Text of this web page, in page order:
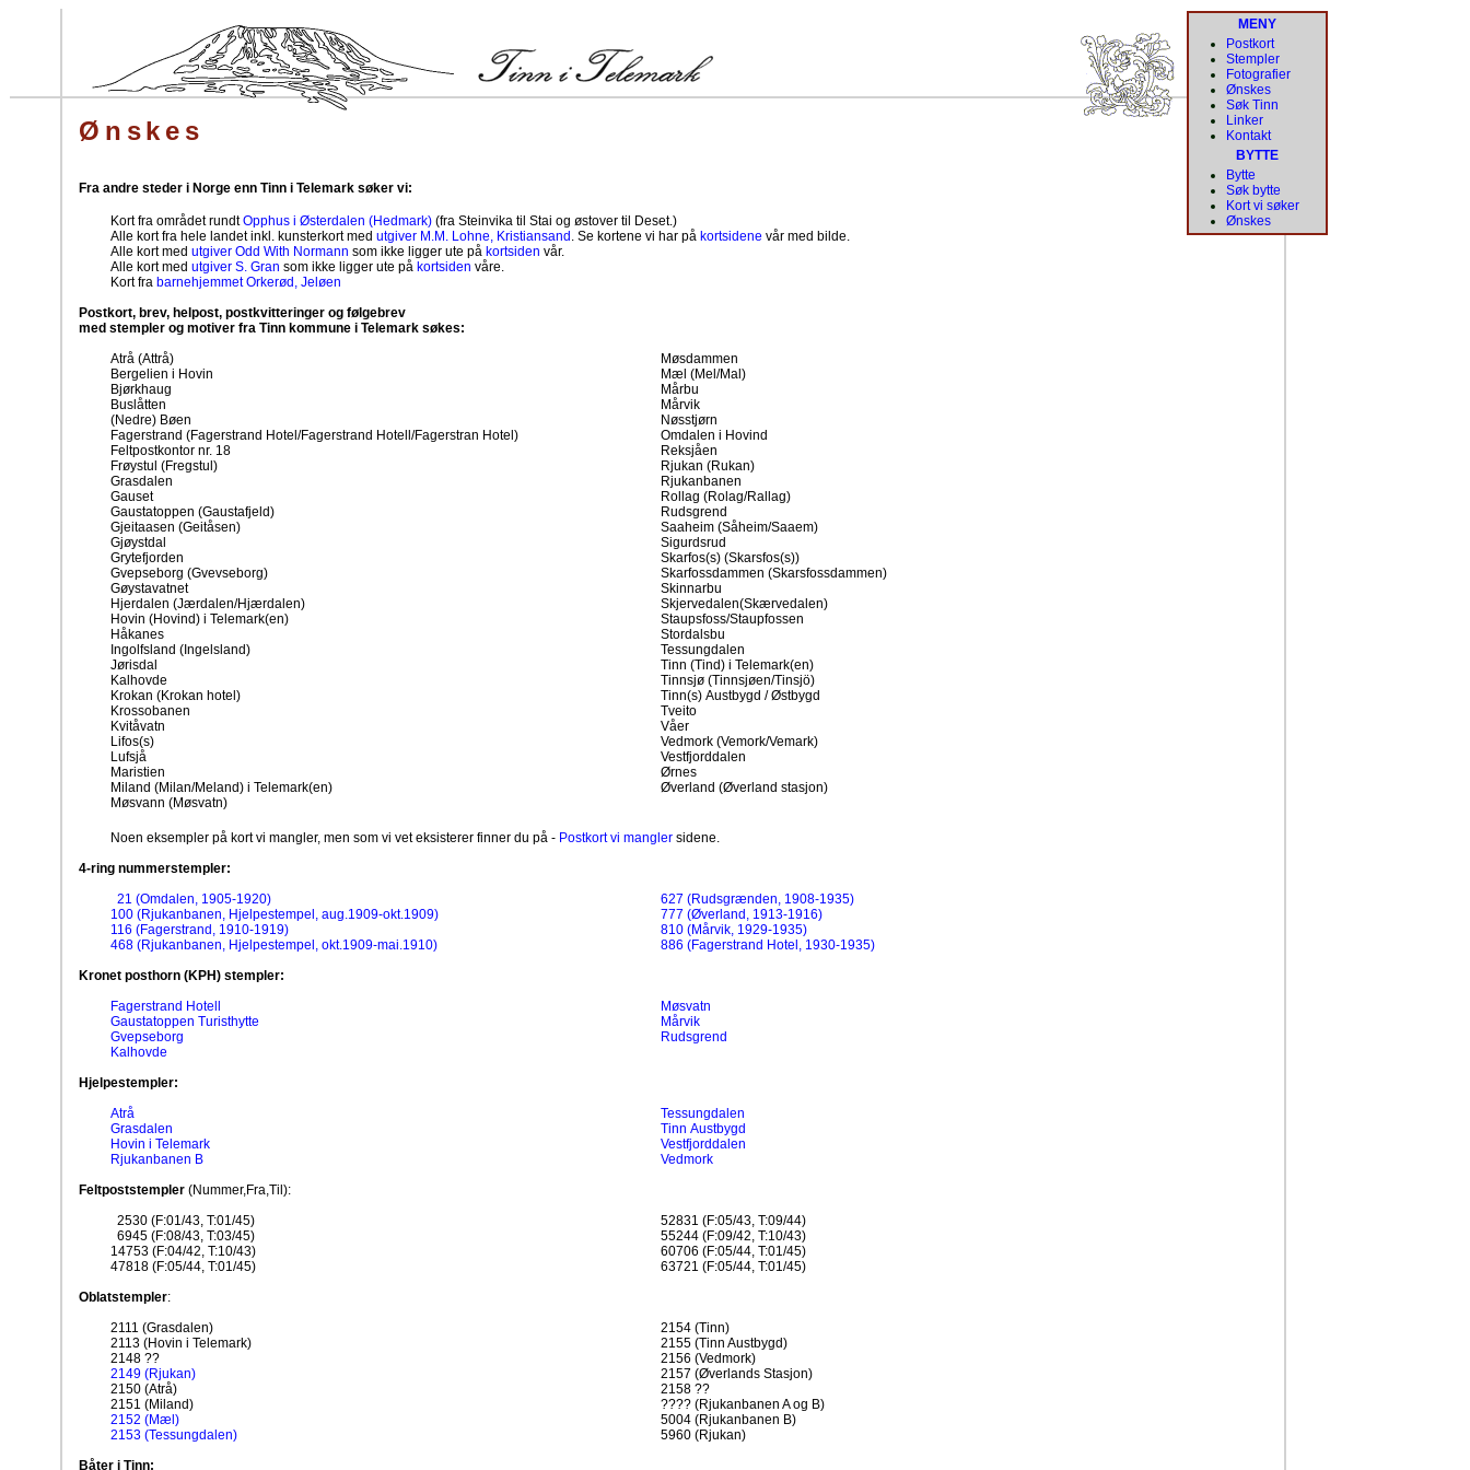
Ønskes
Fra andre steder i Norge enn Tinn i Telemark søker vi:
Kort fra området rundtOpphus i Østerdalen (Hedmark) (fra Steinvika til Stai og østover til Deset.)
Alle kort fra hele landet inkl. kunsterkort medutgiver M.M. Lohne, Kristiansand . Se kortene vi har på kortsidene vår med bilde.
Alle kort medutgiver Odd With Normann som ikke ligger ute på kortsiden vår.
Alle kort medutgiver S. Gran som ikke ligger ute på kortsiden våre.
Kort fra barnehjemmet Orkerød, Jeløen
Postkort, brev, helpost, postkvitteringer og følgebrev
med stempler og motiver fra Tinn kommune i Telemark søkes:
Atrå (Attrå)
Bergelien i Hovin
Bjørkhaug
Buslåtten
(Nedre) Bøen
Fagerstrand (Fagerstrand Hotel/Fagerstrand Hotell/Fagerstran Hotel)
Feltpostkontor nr. 18
Frøystul (Fregstul)
Grasdalen
Gauset
Gaustatoppen (Gaustafjeld)
Gjeitaasen (Geitåsen)
Gjøystdal
Grytefjorden
Gvepseborg (Gvevseborg)
Gøystavatnet
Hjerdalen (Jærdalen/Hjærdalen)
Hovin (Hovind) i Telemark(en)
Håkanes
Ingolfsland (Ingelsland)
Jørisdal
Kalhovde
Krokan (Krokan hotel)
Krossobanen
Kvitåvatn
Lifos(s)
Lufsjå
Maristien
Miland (Milan/Meland) i Telemark(en)
Møsvann (Møsvatn)
Møsdammen
Mæl (Mel/Mal)
Mårbu
Mårvik
Nøsstjørn
Omdalen i Hovind
Reksjåen
Rjukan (Rukan)
Rjukanbanen
Rollag (Rolag/Rallag)
Rudsgrend
Saaheim (Såheim/Saaem)
Sigurdsrud
Skarfos(s) (Skarsfos(s))
Skarfossdammen (Skarsfossdammen)
Skinnarbu
Skjervedalen(Skærvedalen)
Staupsfoss/Staupfossen
Stordalsbu
Tessungdalen
Tinn (Tind) i Telemark(en)
Tinnsjø (Tinnsjøen/Tinsjö)
Tinn(s) Austbygd / Østbygd
Tveito
Våer
Vedmork (Vemork/Vemark)
Vestfjorddalen
Ørnes
Øverland (Øverland stasjon)
Noen eksempler på kort vi mangler, men som vi vet eksisterer finner du på - Postkort vi mangler sidene.
4-ring nummerstempler:
21 (Omdalen, 1905-1920)
100 (Rjukanbanen, Hjelpestempel, aug.1909-okt.1909)
116 (Fagerstrand, 1910-1919)
468 (Rjukanbanen, Hjelpestempel, okt.1909-mai.1910)
627 (Rudsgrænden, 1908-1935)
777 (Øverland, 1913-1916)
810 (Mårvik, 1929-1935)
886 (Fagerstrand Hotel, 1930-1935)
Kronet posthorn (KPH) stempler:
Fagerstrand Hotell
Gaustatoppen Turisthytte
Gvepseborg
Kalhovde
Møsvatn
Mårvik
Rudsgrend
Hjelpestempler:
Atrå
Grasdalen
Hovin i Telemark
Rjukanbanen B
Tessungdalen
Tinn Austbygd
Vestfjorddalen
Vedmork
Feltpoststempler (Nummer,Fra,Til):
2530 (F:01/43, T:01/45)
6945 (F:08/43, T:03/45)
14753 (F:04/42, T:10/43)
47818 (F:05/44, T:01/45)
52831 (F:05/43, T:09/44)
55244 (F:09/42, T:10/43)
60706 (F:05/44, T:01/45)
63721 (F:05/44, T:01/45)
Oblatstempler:
2111 (Grasdalen)
2113 (Hovin i Telemark)
2148 ??
2149 (Rjukan)
2150 (Atrå)
2151 (Miland)
2152 (Mæl)
2153 (Tessungdalen)
2154 (Tinn)
2155 (Tinn Austbygd)
2156 (Vedmork)
2157 (Øverlands Stasjon)
2158 ??
???? (Rjukanbanen A og B)
5004 (Rjukanbanen B)
5960 (Rjukan)
Båter i Tinn:
MENY
Postkort
Stempler
Fotografier
Ønskes
Søk Tinn
Linker
Kontakt
BYTTE
Bytte
Søk bytte
Kort vi søker
Ønskes